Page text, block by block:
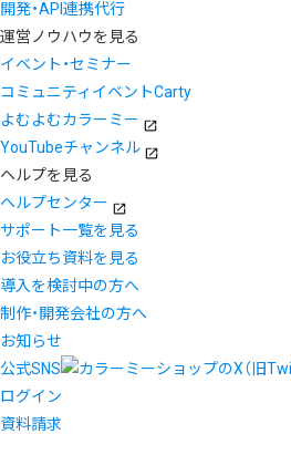
開発・API連携代行
運営ノウハウを見る
イベント・セミナー
コミュニティイベントCarty
よむよむカラーミー
YouTubeチャンネル
ヘルプを見る
ヘルプセンター
サポート一覧を見る
お役立ち資料を見る
導入を検討中の方へ
制作・開発会社の方へ
お知らせ
公式SNS
ログイン
資料請求